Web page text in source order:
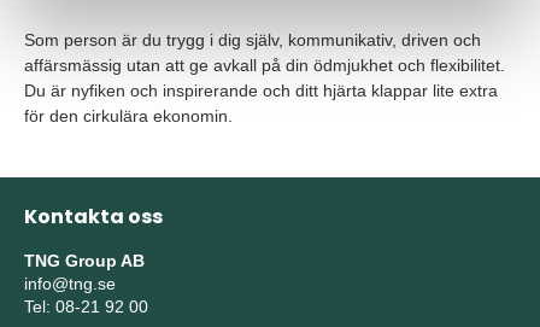
Som person är du trygg i dig själv, kommunikativ, driven och
affärsmässig utan att ge avkall på din ödmjukhet och flexibilitet.
Du är nyfiken och inspirerande och ditt hjärta klappar lite extra
för den cirkulära ekonomin.
Kontakta oss
TNG Group AB
info@tng.se
Tel: 08-21 92 00